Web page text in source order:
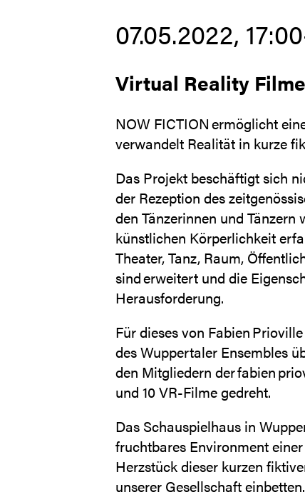
07.05.2022,
Virtual Reality
NOW FICTION ermöglicht
verwandelt Realität in kurze
Das Projekt beschäftigt sich
der Rezeption des
den Tänzerinnen und
künstlichen Körperlichkeit
Theater, Tanz, Raum,
sind erweitert und die
Herausforderung.
Für dieses von Fabien
des Wuppertaler Ensembles
den Mitgliedern der fabien
und 10 VR-Filme gedreht.
Das Schauspielhaus in
fruchtbares Environment
Herzstück dieser kurzen
unserer Gesellschaft einbetten.